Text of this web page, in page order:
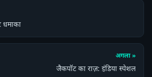
धमाका
अगला »
जैकपॉट का राज़: इंडिया स्पेशल